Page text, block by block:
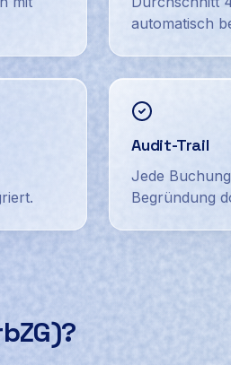
automatisch
Audit-Trail
Jede
Begründung